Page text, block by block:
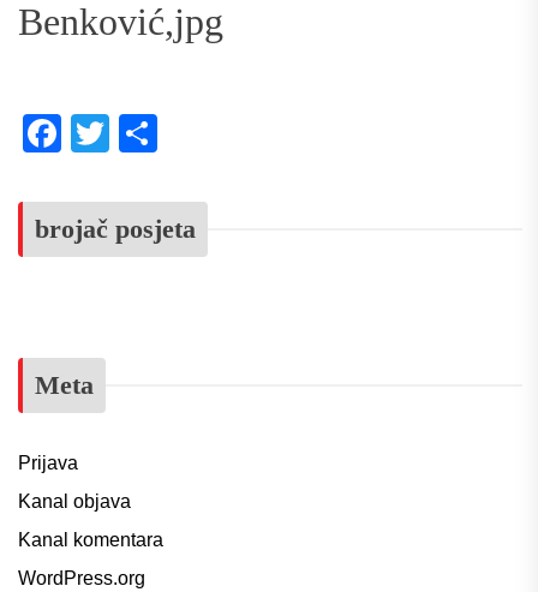
Benković,jpg
Facebook
Twitter
brojač posjeta
Meta
Prijava
Kanal objava
Kanal komentara
WordPress.org